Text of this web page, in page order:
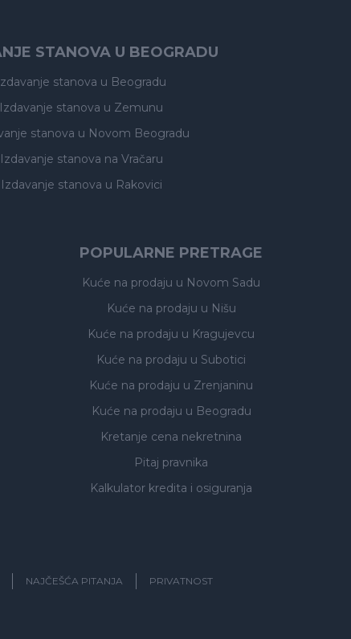
STANOVA U BEOGRADU
stanova u Beogradu
Izdavanje stanova u Zemunu
stanova u Novom Beogradu
Izdavanje stanova na Vračaru
Izdavanje stanova u Rakovici
POPULARNE PRETRAGE
Kuće na prodaju u Novom Sadu
Kuće na prodaju u Nišu
Kuće na prodaju u Kragujevcu
Kuće na prodaju u Subotici
Kuće na prodaju u Zrenjaninu
Kuće na prodaju u Beogradu
Kretanje cena nekretnina
Pitaj pravnika
Kalkulator kredita i osiguranja
NAJČEŠĆA PITANJA PRIVATNOST